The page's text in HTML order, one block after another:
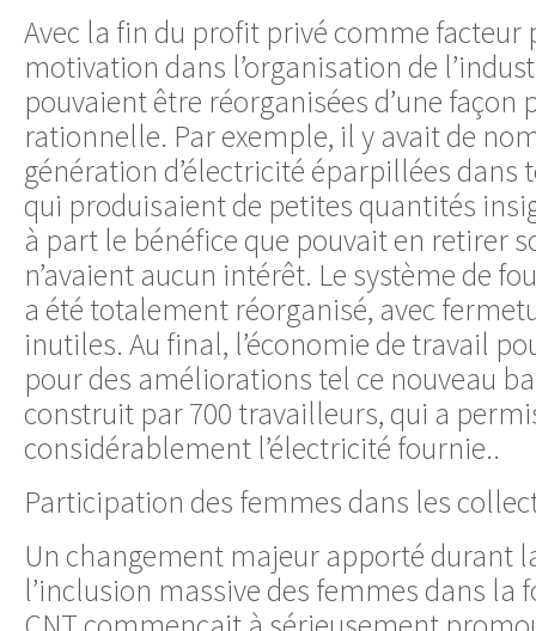
Avec la fin du profit privé comme facteur
motivation dans l’organisation de
pouvaient être réorganisées d’une façon
rationnelle. Par exemple, il y avait de
génération d’électricité éparpillées dans
qui produisaient de petites quantités
à part le bénéfice que pouvait en retirer
n’avaient aucun intérêt. Le système de
a été totalement réorganisé, avec
inutiles. Au final, l’économie de travail
pour des améliorations tel ce nouveau
construit par 700 travailleurs, qui a
considérablement l’électricité fournie..
Participation des femmes dans les
Un changement majeur apporté durant
l’inclusion massive des femmes dans la